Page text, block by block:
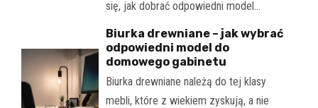
się, jak dobrać odpowiedni model…
Biurka drewniane – jak wybrać
odpowiedni model do
domowego gabinetu
Biurka drewniane należą do tej klasy
mebli, które z wiekiem zyskują, a nie